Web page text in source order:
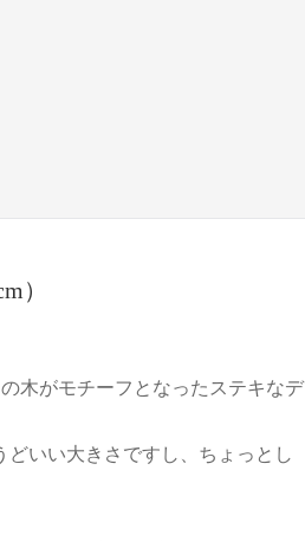
）
木がモチーフとなったステキなデ
いい大きさですし、ちょっとし